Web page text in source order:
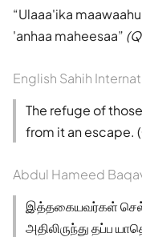
Ulaaa'ika
'anhaa maheesaa
English Sahih
The refuge of
from it an escape. (
Abdul Hameed
இத்தகையவர்கள்
அதிலிருந்து தப்ப